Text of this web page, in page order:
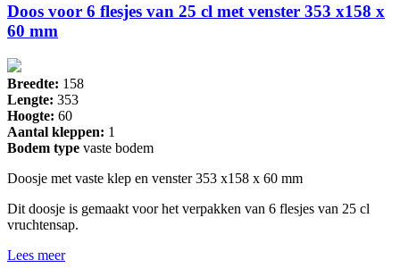
Doos voor 6 flesjes van 25 cl met venster 353 x158 x
60 mm
Breedte: 158
Lengte: 353
Hoogte: 60
Aantal kleppen: 1
Bodem type vaste bodem
Doosje met vaste klep en venster 353 x158 x 60 mm
Dit doosje is gemaakt voor het verpakken van 6 flesjes van 25 cl
vruchtensap.
Lees meer